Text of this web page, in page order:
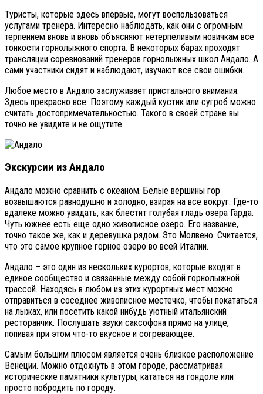
Туристы, которые здесь впервые, могут воспользоваться
услугами тренера. Интересно наблюдать, как они с огромным
терпением вновь и вновь объясняют нетерпеливым новичкам все
тонкости горнолыжного спорта. В некоторых барах проходят
трансляции соревнований тренеров горнолыжных школ Андало. А
сами участники сидят и наблюдают, изучают все свои ошибки.
Любое место в Андало заслуживает пристального внимания.
Здесь прекрасно все. Поэтому каждый кустик или сугроб можно
считать достопримечательностью. Такого в своей стране вы
точно не увидите и не ощутите.
Экскурсии из Андало
Андало можно сравнить с океаном. Белые вершины гор
возвышаются равнодушно и холодно, взирая на все вокруг. Где-то
вдалеке можно увидать, как блестит голубая гладь озера Гарда.
Чуть южнее есть еще одно живописное озеро. Его название,
точно такое же, как и деревушка рядом. Это Молвено. Считается,
что это самое крупное горное озеро во всей Италии.
Андало – это один из нескольких курортов, которые входят в
единое сообщество и связанные между собой горнолыжной
трассой. Находясь в любом из этих курортных мест можно
отправиться в соседнее живописное местечко, чтобы покататься
на лыжах, или посетить какой нибудь уютный итальянский
ресторанчик. Послушать звуки саксофона прямо на улице,
попивая при этом что-то вкусное и согревающее.
Самым большим плюсом является очень близкое расположение
Венеции. Можно отдохнуть в этом городе, рассматривая
исторические памятники культуры, кататься на гондоле или
просто побродить по городу.